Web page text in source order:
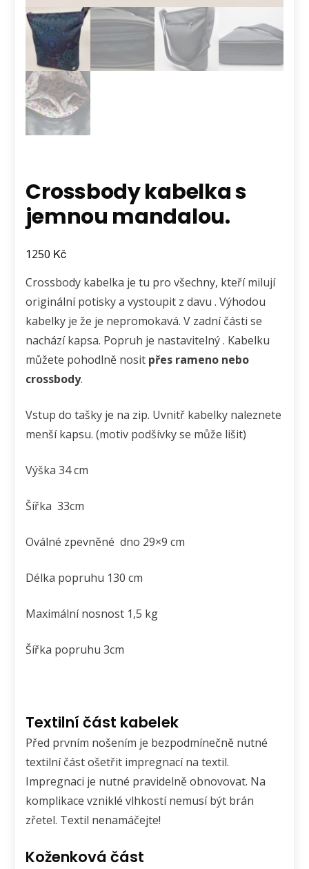
Crossbody kabelka s
jemnou mandalou.
1250 Kč
Crossbody kabelka je tu pro všechny, kteří milují
originální potisky a vystoupit z davu . Výhodou
kabelky je že je nepromokavá. V zadní části se
nachází kapsa. Popruh je nastavitelný . Kabelku
můžete pohodlně nosit přes rameno nebo
crossbody.
Vstup do tašky je na zip. Uvnitř kabelky naleznete
menší kapsu. (motiv podšívky se může lišit)
Výška 34 cm
Šířka 33cm
Oválné zpevněné dno 29×9 cm
Délka popruhu 130 cm
Maximální nosnost 1,5 kg
Šířka popruhu 3cm
Textilní část kabelek
Před prvním nošením je bezpodmínečně nutné
textilní část ošetřit impregnací na textil.
Impregnaci je nutné pravidelně obnovovat. Na
komplikace vzniklé vlhkostí nemusí být brán
zřetel. Textil nenamáčejte!
Koženková část